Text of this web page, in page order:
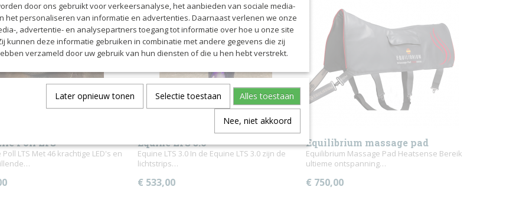
Poll LTS
LTS Met 46 krachtige LED's en
Equine LTS 3.0
Equine LTS 3.0 In de Equine LTS 3.0 zijn de
lichtstrips…
€ 533,00
Equilibrium massage pad
Heatsense
Equilibrium Massage Pad Heatsense Bereik
ultieme ontspanning…
€ 750,00
door ons gebruikt voor verkeersanalyse, het aanbieden van sociale media-
het personaliseren van informatie en advertenties. Daarnaast verlenen we onze
, advertentie- en analysepartners toegang tot informatie over hoe u onze site
kunnen deze informatie gebruiken in combinatie met andere gegevens die zij
verzameld door uw gebruik van hun diensten of die u hen hebt verstrekt.
Later opnieuw tonen Selectie toestaan Alles toestaan
Nee, niet akkoord